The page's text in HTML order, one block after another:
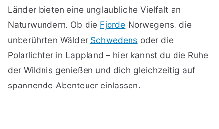
Länder bieten eine unglaubliche Vielfalt an
Naturwundern. Ob die Fjorde Norwegens, die
unberührten Wälder Schwedens oder die
Polarlichter in Lappland – hier kannst du die Ruhe
der Wildnis genießen und dich gleichzeitig auf
spannende Abenteuer einlassen.